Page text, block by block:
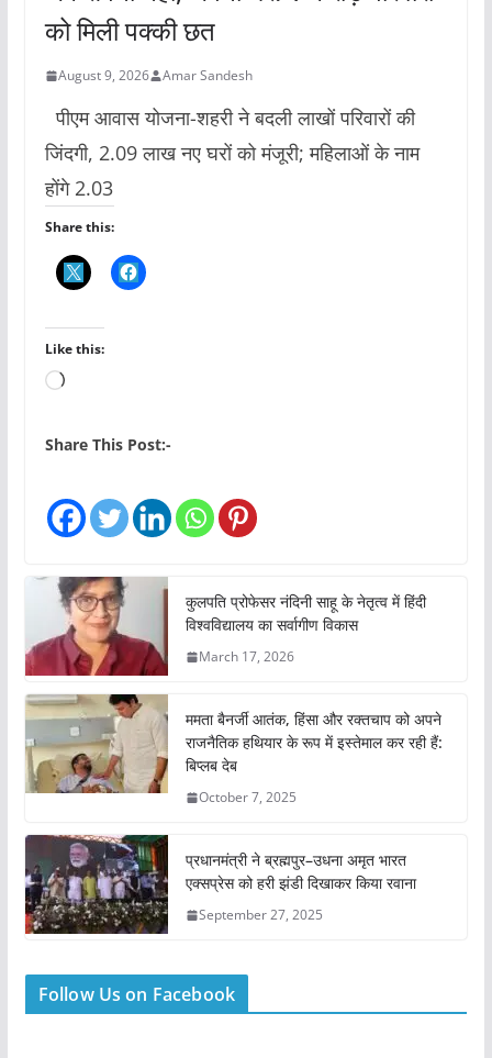
को मिली पक्की छत
August 9, 2026 Amar Sandesh
पीएम आवास योजना-शहरी ने बदली लाखों परिवारों की
जिंदगी, 2.09 लाख नए घरों को मंजूरी; महिलाओं के नाम
होंगे 2.03
Share this:
Like this:
L
a
n
…
Share This Post:-
कुलपति प्रोफेसर नंदिनी साहू के नेतृत्व में हिंदी
विश्वविद्यालय का सर्वागीण विकास
March 17, 2026
ममता बैनर्जी आतंक, हिंसा और रक्तचाप को अपने
राजनैतिक हथियार के रूप में इस्तेमाल कर रही हैं:
बिप्लब देब
October 7, 2025
प्रधानमंत्री ने ब्रह्मपुर–उधना अमृत भारत
एक्सप्रेस को हरी झंडी दिखाकर किया रवाना
September 27, 2025
Follow Us on Facebook